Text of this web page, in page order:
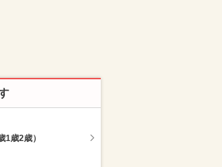
1歳2歳）